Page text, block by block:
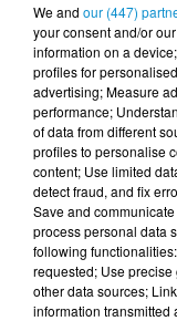
4
4
We and our (447)
your consent and/or
information on a
profiles for
advertising; Measure
performance;
of data from different
profiles to personalise
content; Use limited
detect fraud, and fix
Save and
process personal data
following
requested; Use
other data sources;
information transmitted